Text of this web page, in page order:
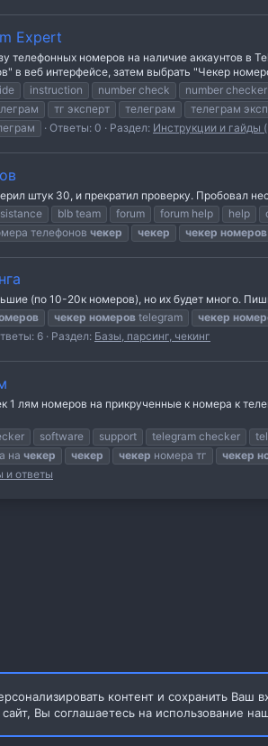
Expert
номеров на наличие аккаунтов в
в веб интерфейсе, затем выбрать "Чекер
instruction number check number checker
тг эксперт телеграм телеграм
Ответы: 0 Раздел: Инструкции и гайды
штук 30, и прекратил проверку. Пробовал
blb team forum forum help help
телефонов чекер чекер чекер номеров
(по 10-20к номеров), но их будет много.
чекер номеров telegram чекер
6 Раздел: Базы, парсинг, чекинг
1 лям номеров на прикрученные к номера к
software support telegram checker
на чекер чекер чекер номера тг чекер
и ответы
контент и сохранить Ваш
Вы соглашаетесь на использование